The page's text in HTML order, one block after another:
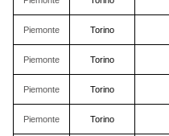
Piemonte Torino
Piemonte Torino
Piemonte Torino
Piemonte Torino